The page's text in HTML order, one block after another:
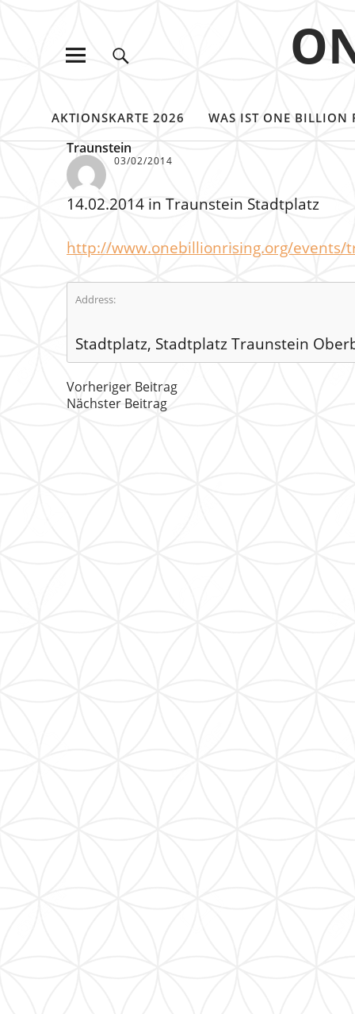
AKTIONSKARTE 2026 WAS IST ONE BILLION
Traunstein
03/02/2014
14.02.2014 in Traunstein Stadtplatz
http://www.onebillionrising.org/
Address:
Stadtplatz, Stadtplatz Traunstein
Vorheriger Beitrag
Nächster Beitrag